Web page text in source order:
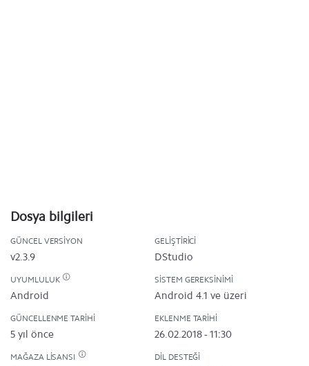
Dosya bilgileri
GÜNCEL VERSIYON
v2.3.9
GELIŞTIRICI
DStudio
UYUMLULUK
Android
SISTEM GEREKSINIMI
Android 4.1 ve üzeri
GÜNCELLENME TARIHI
5 yıl önce
EKLENME TARIHI
26.02.2018 - 11:30
MAĞAZA LISANSI DIL DESTEĞI